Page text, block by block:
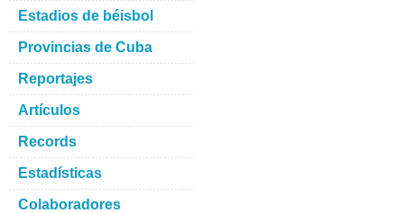
Estadios de béisbol
Provincias de Cuba
Reportajes
Artículos
Records
Estadísticas
Colaboradores